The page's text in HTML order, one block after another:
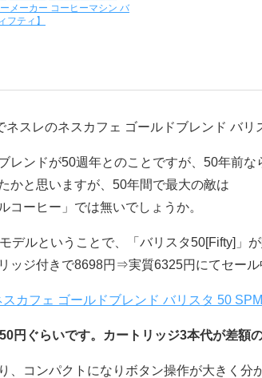
メーカー コーヒーマシン バ
フティ】
スレのネスカフェ ゴールドブレンド バリ
レンドが50週年とのことですが、50年前
かと思いますが、50年間で最大の敵は
コーヒー」では無いでしょうか。
デルということで、「バリスタ50[Fifty]」
ッジ付きで8698円⇒実質6325円にてセール
カフェ ゴールドブレンド バリスタ 50
円ぐらいです。カートリッジ3本代が差額
、コンパクトになりボタン操作が大きく分